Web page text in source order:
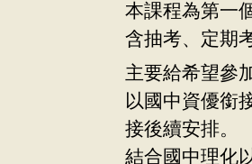
本課程為第一
含抽考、定期
主要給希望參
以國中資優銜
接後續安排。
結合國中理化